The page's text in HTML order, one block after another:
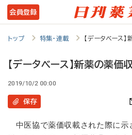
メ
イ
テ
会員登録
トップ 特集・連載 【データベース
【データベース】新薬の薬価
2019/10/2 00:00
保存
中医協で薬価収載された際に示